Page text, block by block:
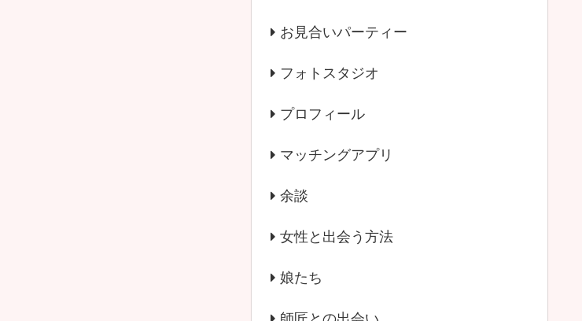
お見合いパーティー
フォトスタジオ
プロフィール
マッチングアプリ
余談
女性と出会う方法
娘たち